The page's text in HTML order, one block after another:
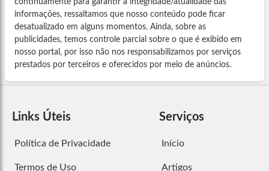
continuamente para garantir a integridade/atualidade das
informações, ressaltamos que nosso conteúdo pode ficar
desatualizado em alguns momentos. Ainda, sobre as
publicidades, temos controle parcial sobre o que é exibido em
nosso portal, por isso não nos responsabilizamos por serviços
prestados por terceiros e oferecidos por meio de anúncios.
Links Úteis
Política de Privacidade
Termos de Uso
Serviços
Início
Artigos